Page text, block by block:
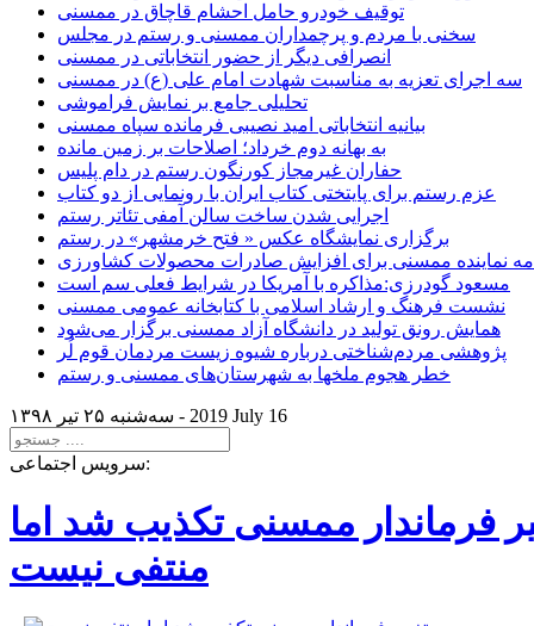
توقیف خودرو حامل احشام قاچاق در ممسنی
سخنی با مردم و پرچمداران ممسنی و رستم در مجلس
انصرافی دیگر از حضور انتخاباتی در ممسنی
سه اجرای تعزیه به مناسبت شهادت امام علی (ع) در ممسنی
تحلیلی جامع بر نمایش فراموشی
بیانیه انتخاباتی امید نصیبی فرمانده سپاه ممسنی
به بهانه دوم خرداد؛ اصلاحات بر زمین مانده
حفاران غیرمجاز کورنگون رستم در دام پلیس
عزم رستم برای پایتختی کتاب ایران با رونمایی از دو کتاب
اجرایی شدن ساخت سالن آمفی تئاتر رستم
برگزاری نمایشگاه عکس « فتح خرمشهر» در رستم
نماینده ممسنی برای افزایش صادرات محصولات کشاورزی
مسعود گودرزی:مذاکره با آمریکا در شرایط فعلی سم است
نشست فرهنگ و ارشاد اسلامی با کتابخانه عمومی ممسنی
همایش رونق تولید در دانشگاه آزاد ممسنی برگزار می‌شود
پژوهشی مردم‌شناختی درباره شیوه زیست مردمان قوم لُر
خطر هجوم ملخها به شهرستان‌های ممسنی و رستم
سه‌شنبه ۲۵ تير ۱۳۹۸ - 2019 July 16
سرویس اجتماعی:
فرماندار ممسنی تکذیب شد اما
منتفی نیست